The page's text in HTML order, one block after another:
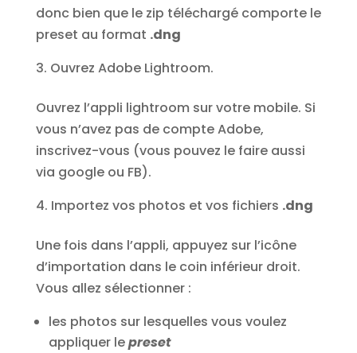
donc bien que le zip téléchargé comporte le
preset au format .dng
Ouvrez Adobe Lightroom.
Ouvrez l’appli lightroom sur votre mobile. Si
vous n’avez pas de compte Adobe,
inscrivez-vous (vous pouvez le faire aussi
via google ou FB).
Importez vos photos et vos fichiers .dng
Une fois dans l’appli, appuyez sur l’icône
d’importation dans le coin inférieur droit.
Vous allez sélectionner :
les photos sur lesquelles vous voulez
appliquer lepreset